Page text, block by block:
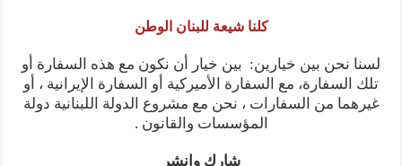
كلنا شيعة للبنان الوطن
لسنا نحن بين خيارين: بين خيار أن نكون مع هذه السفارة أو
تلك السفارة، مع السفارة الأميركية أو السفارة الإيرانية ، أو
غيرهما من السفارات ، نحن مع مشروع الدولة اللبنانية دولة
المؤسسات والقانون .
شارك وانشر